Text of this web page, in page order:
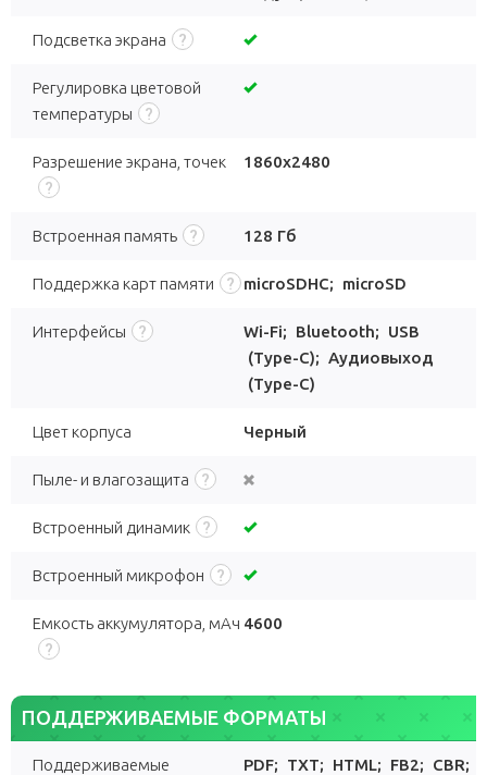
Подсветка экрана
Регулировка цветовой
температуры
Разрешение экрана, точек 1860x2480
Встроенная память 128 Гб
Поддержка карт памяти microSDHC; microSD
Интерфейсы Wi-Fi; Bluetooth; USB
(Type-C); Аудиовыход
(Type-C)
Цвет корпуса Черный
Пыле- и влагозащита
Встроенный динамик
Встроенный микрофон
Емкость аккумулятора, мАч 4600
ПОДДЕРЖИВАЕМЫЕ ФОРМАТЫ
Поддерживаемые
PDF; TXT; HTML; FB2; CBR;